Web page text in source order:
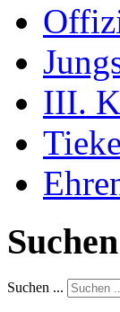
III.
Suchen
Suchen ...